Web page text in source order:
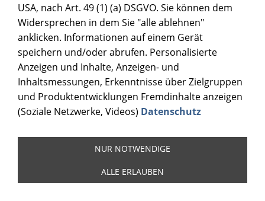
USA, nach Art. 49 (1) (a) DSGVO. Sie können dem
Widersprechen in dem Sie "alle ablehnen"
anklicken. Informationen auf einem Gerät
speichern und/oder abrufen. Personalisierte
Anzeigen und Inhalte, Anzeigen- und
Inhaltsmessungen, Erkenntnisse über Zielgruppen
und Produktentwicklungen Fremdinhalte anzeigen
(Soziale Netzwerke, Videos) Datenschutz
NUR NOTWENDIGE
ALLE ERLAUBEN